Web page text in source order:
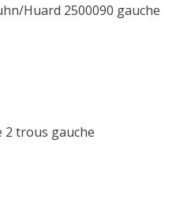
Huard 2500090 gauche
2 trous gauche